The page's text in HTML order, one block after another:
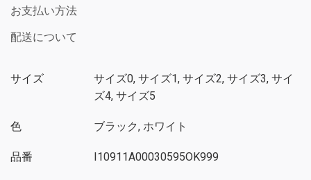
お支払い方法
配送について
サイズ
サイズ0, サイズ1, サイズ2, サイズ3, サイ
ズ4, サイズ5
色 ブラック, ホワイト
品番 I10911A00030595OK999